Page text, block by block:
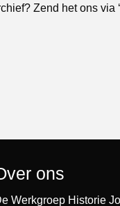
Zend het ons via
ons
Werkgroep Historie